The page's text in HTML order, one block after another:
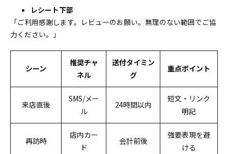
レシート下部
「ご利用感謝します。レビューのお願い。無理のない範囲でご協
力ください。」
シーン
推奨チャ
ネル
送付タイミン
グ
重点ポイント
来店直後
SMS/メー
ル
24時間以内
短文・リンク
明記
再訪時
店内カー
ド
会計前後
強要表現を避
ける